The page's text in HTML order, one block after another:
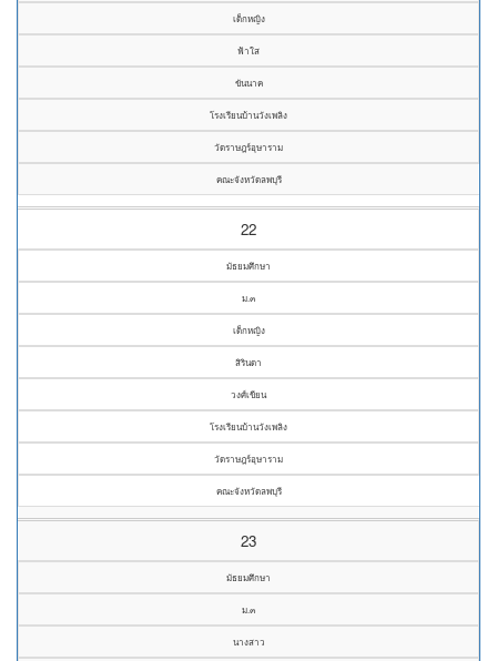
เด็กหญิง
ฟ้าใส
ขันนาค
โรงเรียนบ้านวังเพลิง
วัดราษฎร์อุษาราม
คณะจังหวัดลพบุรี
22
มัธยมศึกษา
ม.๓
เด็กหญิง
สิรินดา
วงศ์เขียน
โรงเรียนบ้านวังเพลิง
วัดราษฎร์อุษาราม
คณะจังหวัดลพบุรี
23
มัธยมศึกษา
ม.๓
นางสาว